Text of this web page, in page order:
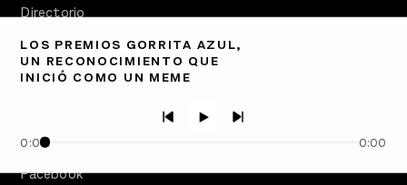
LOS PREMIOS GORRITA AZUL,
UN RECONOCIMIENTO QUE
INICIÓ COMO UN MEME
0:00 0:00
Directorio
PÓDCASTS
Semanario Gatopardo
Facebook